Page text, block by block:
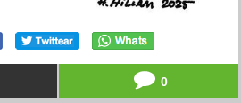
0